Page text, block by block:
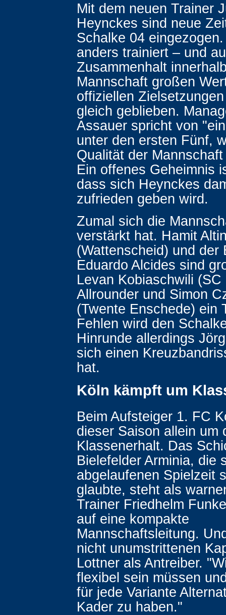
Mit dem neuen Trainer
Heynckes sind neue
Schalke 04
anders trainiert – und
Zusammenhalt
Mannschaft großen
offiziellen
gleich geblieben.
Assauer spricht von
unter den ersten Fünf,
Qualität der
Ein offenes Geheimnis
dass sich Heynckes
zufrieden geben wird.
Zumal sich die
verstärkt hat. Hamit
(Wattenscheid) und der
Eduardo Alcides sind
Levan Kobiaschwili
Allrounder und Simon
(Twente Enschede) ein
Fehlen wird den
Hinrunde allerdings
sich einen
hat.
Köln kämpft um
Beim Aufsteiger 1. FC
dieser Saison allein um
Klassenerhalt. Das
Bielefelder Arminia, die
abgelaufenen Spielzeit
glaubte, steht als
Trainer Friedhelm
auf eine kompakte
Mannschaftsleitung.
nicht unumstrittenen
Lottner als Antreiber.
flexibel sein müssen
für jede Variante
Kader zu haben."